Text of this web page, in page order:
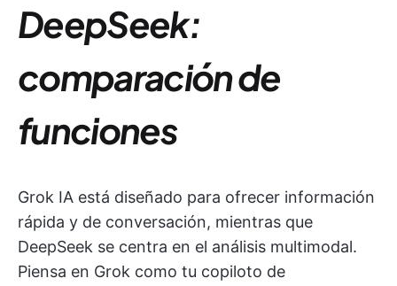
DeepSeek:
comparación de
funciones
Grok IA está diseñado para ofrecer información
rápida y de conversación, mientras que
DeepSeek se centra en el análisis multimodal.
Piensa en Grok como tu copiloto de